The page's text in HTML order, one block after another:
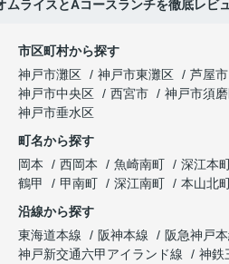
ライスとAコースランチを徹底レビ
市区町村から探す
神戸市灘区
神戸市東灘区 芦屋市
神戸市中央区
西宮市 神戸市須
神戸市垂水区
町名から探す
岡本
西岡本 魚崎南町 深江本
鶴甲
甲南町 深江南町
本山北
沿線から探す
東海道本線
阪神本線
阪急神戸
神戸新交通六甲アイランド線
神鉄